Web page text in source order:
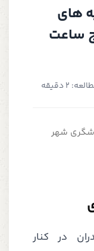
های
ساعت
2 دقیقه
در کنار